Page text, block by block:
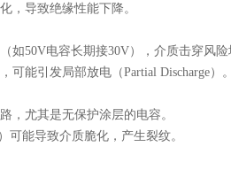
，导致绝缘性能下降。
如50V电容长期接30V），介质击穿风险
可能引发局部放电（Partial Discharge）。
，尤其是无保护涂层的电容。
能导致介质脆化，产生裂纹。